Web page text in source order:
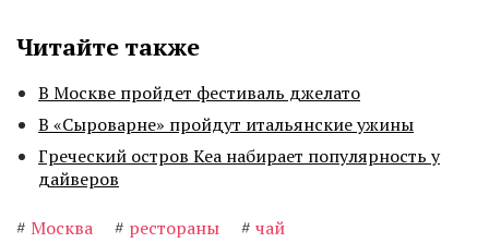
Читайте также
В Москве пройдет фестиваль джелато
В «Сыроварне» пройдут итальянские ужины
Греческий остров Кеа набирает популярность у
дайверов
# Москва # рестораны # чай